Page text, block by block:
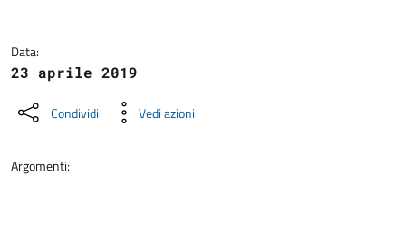
Data:
23 aprile 2019
Condividi Vedi azioni
Argomenti: